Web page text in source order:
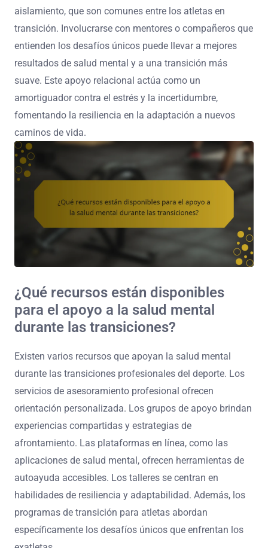
aislamiento, que son comunes entre los atletas en
transición. Involucrarse con mentores o compañeros que
entienden los desafíos únicos puede llevar a mejores
resultados de salud mental y a una transición más
suave. Este apoyo relacional actúa como un
amortiguador contra el estrés y la incertidumbre,
fomentando la resiliencia en la adaptación a nuevos
caminos de vida.
¿Qué recursos están disponibles
para el apoyo a la salud mental
durante las transiciones?
Existen varios recursos que apoyan la salud mental
durante las transiciones profesionales del deporte. Los
servicios de asesoramiento profesional ofrecen
orientación personalizada. Los grupos de apoyo brindan
experiencias compartidas y estrategias de
afrontamiento. Las plataformas en línea, como las
aplicaciones de salud mental, ofrecen herramientas de
autoayuda accesibles. Los talleres se centran en
habilidades de resiliencia y adaptabilidad. Además, los
programas de transición para atletas abordan
específicamente los desafíos únicos que enfrentan los